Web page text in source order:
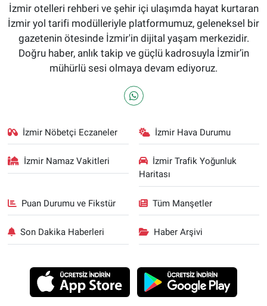
İzmir otelleri rehberi ve şehir içi ulaşımda hayat kurtaran
İzmir yol tarifi modülleriyle platformumuz, geleneksel bir
gazetenin ötesinde İzmir'in dijital yaşam merkezidir.
Doğru haber, anlık takip ve güçlü kadrosuyla İzmir’in
mühürlü sesi olmaya devam ediyoruz.
İzmir Nöbetçi Eczaneler İzmir Hava Durumu
İzmir Namaz Vakitleri
İzmir Trafik Yoğunluk
Haritası
Puan Durumu ve Fikstür Tüm Manşetler
Son Dakika Haberleri Haber Arşivi